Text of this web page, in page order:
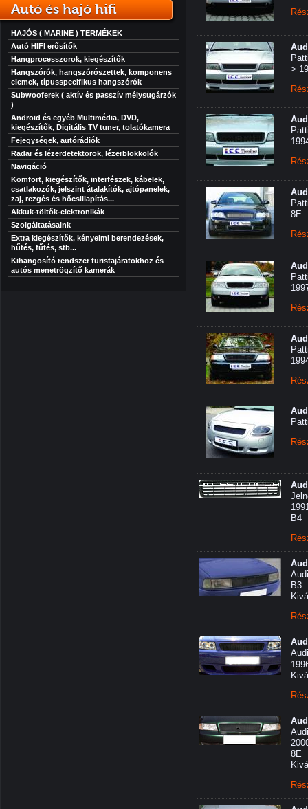
Autó és hajó hifi
HAJÓS ( MARINE ) TERMÉKEK
Autó HIFI erősítők
Hangprocesszorok, kiegészítők
Hangszórók, hangszórószettek, komponens
elemek, típusspecifikus hangszórók
Subwooferek ( aktív és passzív mélysugárzók
)
Android és egyéb Multimédia, DVD,
kiegészítők, Digitális TV tuner, tolatókamera
Fejegységek, autórádiók
Radar és lézerdetektorok, lézerblokkolók
Navigáció
Komfort, kiegészítők, interfészek, kábelek,
csatlakozók, jelszint átalakítók, ajtópanelek,
zaj, rezgés és hőcsillapítás...
Akkuk-töltők-elektronikák
Szolgáltatásaink
Extra kiegészítők, kényelmi berendezések,
hűtés, fűtés, stb...
Kihangosító rendszer turistajáratokhoz és
autós menetrögzítő kamerák
>
8E
B4
B3
8E